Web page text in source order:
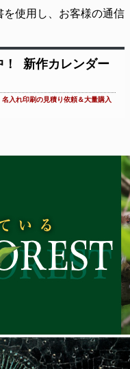
を使用し、お客様の通信
新作カレンダー
入れ印刷の見積り依頼＆大量購入